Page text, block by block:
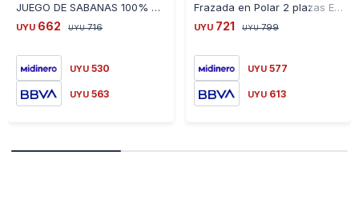
JUEGO DE SABANAS 100% POLIESTER 2 PLAZAS C/ FUNDA PARA ALMOHADA DISEÑOS SURTIDOS VARIOS
UYU 662 UYU 716
UYU 530
UYU 563
Frazada en Polar 2 plazas Estampada Arabezco Gris
UYU 721 UYU 799
UYU 577
UYU 613